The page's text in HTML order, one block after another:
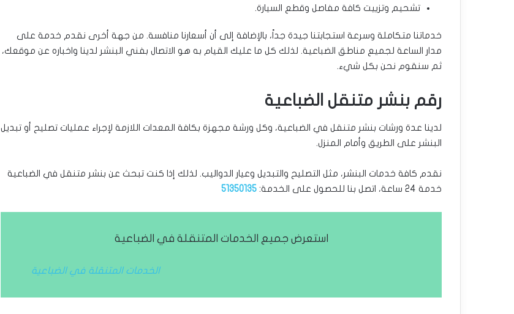
تشحيم وتزييت كافة مفاصل وقطع السيارة.
خدماتنا متكاملة وسرعة استجابتنا جيدة جداً، بالإضافة إلى أن أسعارنا منافسة. من جهة أخرى نقدم خدمة على
مدار الساعة لجميع مناطق الضباعية. لذلك كل ما عليك القيام به هو الاتصال بفني البنشر لدينا واخباره عن موقعك،
ثم سنقوم نحن بكل شيء.
رقم بنشر متنقل الضباعية
لدينا عدة ورشات بنشر متنقل في الضباعية، وكل ورشة مجهزة بكافة المعدات اللازمة لإجراء عمليات تصليح أو تبديل
البنشر على الطريق وأمام المنزل.
نقدم كافة خدمات البنشر، مثل التصليح والتبديل وعيار الدواليب. لذلك إذا كنت تبحث عن بنشر متنقل في الضباعية
خدمة 24 ساعة، اتصل بنا للحصول على الخدمة:
51350135
استعرض جميع الخدمات المتنقلة في الضباعية
الخدمات المتنقلة في الضباعية